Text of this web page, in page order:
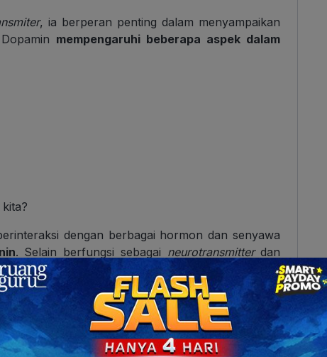
, ia berperan penting dalam menyampaikan
mempengaruhi beberapa aspek dalam
dengan berbagai hormon dan senyawa
. Selain berfungsi sebagai neurotransmitterdan
sejumlah peran penting lainnya. Apa aja
?
menuju ginjalagar organ tersebut dapat
optimal.
menyusui.
tubuh.